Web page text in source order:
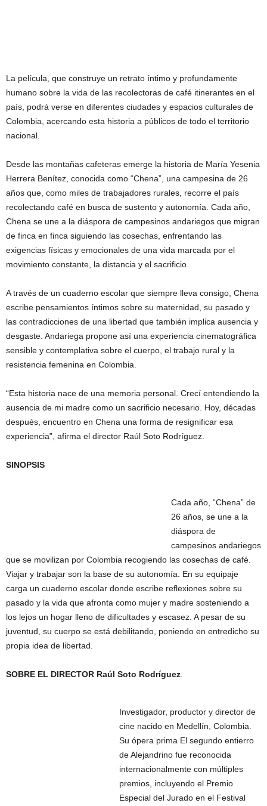
La película, que construye un retrato íntimo y profundamente
humano sobre la vida de las recolectoras de café itinerantes en el
país, podrá verse en diferentes ciudades y espacios culturales de
Colombia, acercando esta historia a públicos de todo el territorio
nacional.
Desde las montañas cafeteras emerge la historia de María Yesenia
Herrera Benítez, conocida como “Chena”, una campesina de 26
años que, como miles de trabajadores rurales, recorre el país
recolectando café en busca de sustento y autonomía. Cada año,
Chena se une a la diáspora de campesinos andariegos que migran
de finca en finca siguiendo las cosechas, enfrentando las
exigencias físicas y emocionales de una vida marcada por el
movimiento constante, la distancia y el sacrificio.
A través de un cuaderno escolar que siempre lleva consigo, Chena
escribe pensamientos íntimos sobre su maternidad, su pasado y
las contradicciones de una libertad que también implica ausencia y
desgaste. Andariega propone así una experiencia cinematográfica
sensible y contemplativa sobre el cuerpo, el trabajo rural y la
resistencia femenina en Colombia.
“Esta historia nace de una memoria personal. Crecí entendiendo la
ausencia de mi madre como un sacrificio necesario. Hoy, décadas
después, encuentro en Chena una forma de resignificar esa
experiencia”, afirma el director Raúl Soto Rodríguez.
SINOPSIS
Cada año, “Chena” de
26 años, se une a la
diáspora de
campesinos andariegos
que se movilizan por Colombia recogiendo las cosechas de café.
Viajar y trabajar son la base de su autonomía. En su equipaje
carga un cuaderno escolar donde escribe reflexiones sobre su
pasado y la vida que afronta como mujer y madre sosteniendo a
los lejos un hogar lleno de dificultades y escasez. A pesar de su
juventud, su cuerpo se está debilitando, poniendo en entredicho su
propia idea de libertad.
SOBRE EL DIRECTOR Raúl Soto Rodríguez
Investigador, productor y director de
cine nacido en Medellín, Colombia.
Su ópera prima El segundo entierro
de Alejandrino fue reconocida
internacionalmente con múltiples
premios, incluyendo el Premio
Especial del Jurado en el Festival